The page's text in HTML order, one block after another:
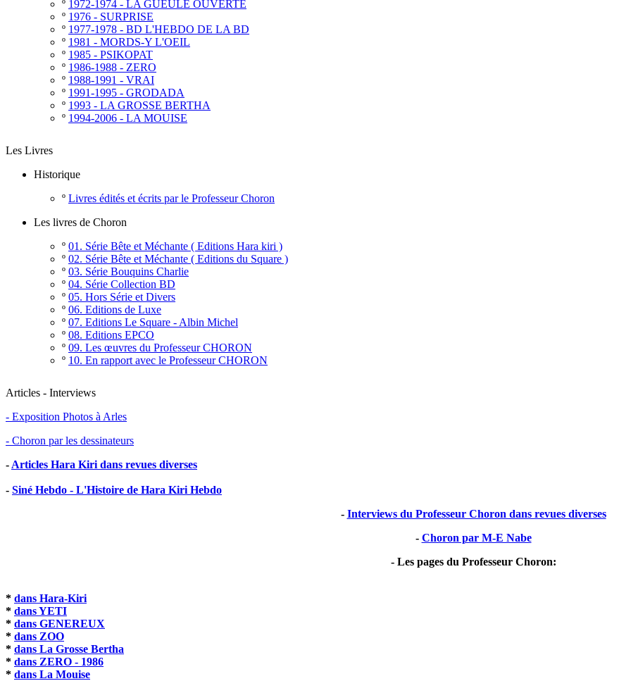
º 1972-1974 - LA GUEULE OUVERTE
º 1976 - SURPRISE
º 1977-1978 - BD L'HEBDO DE LA BD
º 1981 - MORDS-Y L'OEIL
º 1985 - PSIKOPAT
º 1986-1988 - ZERO
º 1988-1991 - VRAI
º 1991-1995 - GRODADA
º 1993 - LA GROSSE BERTHA
º 1994-2006 - LA MOUISE
Les Livres
Historique
º Livres édités et écrits par le Professeur Choron
Les livres de Choron
º 01. Série Bête et Méchante ( Editions Hara kiri )
º 02. Série Bête et Méchante ( Editions du Square )
º 03. Série Bouquins Charlie
º 04. Série Collection BD
º 05. Hors Série et Divers
º 06. Editions de Luxe
º 07. Editions Le Square - Albin Michel
º 08. Editions EPCO
º 09. Les œuvres du Professeur CHORON
º 10. En rapport avec le Professeur CHORON
Articles - Interviews
- Exposition Photos à Arles
- Choron par les dessinateurs
- Articles Hara Kiri dans revues diverses
- Siné Hebdo - L'Histoire de Hara Kiri Hebdo
- Interviews du Professeur Choron dans revues diverses
- Choron par M-E Nabe
- Les pages du Professeur Choron:
* dans Hara-Kiri
* dans YETI
* dans GENEREUX
* dans ZOO
* dans La Grosse Bertha
* dans ZERO - 1986
* dans La Mouise